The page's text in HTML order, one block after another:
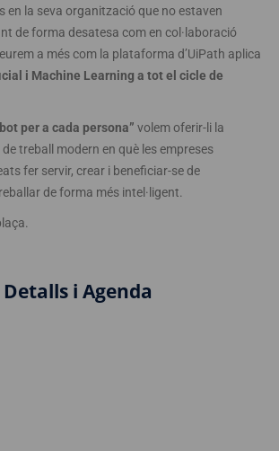
en la seva organització que no estaven
de forma desatesa com en col·laboració
a més com la plataforma d’UiPath aplica
i Machine Learning a tot el cicle de
per a cada persona” volem oferir-li la
treball modern en què les empreses
fer servir, crear i beneficiar-se de
de forma més intel·ligent.
Detalls i Agenda